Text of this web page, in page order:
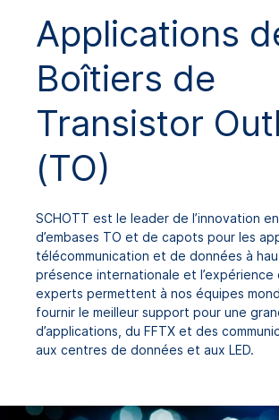
Caractéristiques techniques
Gamme de produits
Téléchargements
Applications
Boîtiers de
Transistor
(TO)
SCHOTT est le leader de l’innovation
d’embases TO et de capots pour les
télécommunication et de données à
présence internationale et l’expérience
experts permettent à nos équipes
fournir le meilleur support pour une
d’applications, du FFTX et des
aux centres de données et aux LED.